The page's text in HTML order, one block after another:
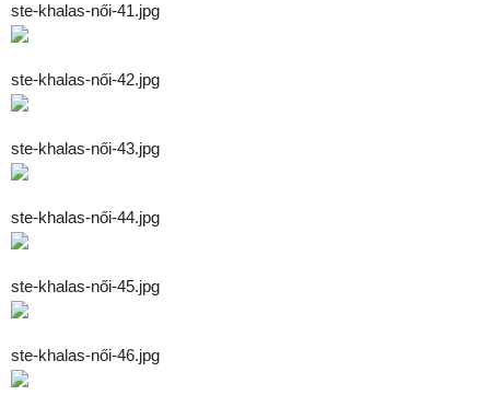
ste-khalas-női-41.jpg
ste-khalas-női-42.jpg
ste-khalas-női-43.jpg
ste-khalas-női-44.jpg
ste-khalas-női-45.jpg
ste-khalas-női-46.jpg